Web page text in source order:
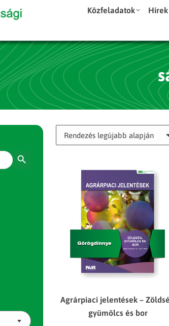
Közfeladatok Hírek
Agrárpiaci jelentések –
gyümölcs és bor